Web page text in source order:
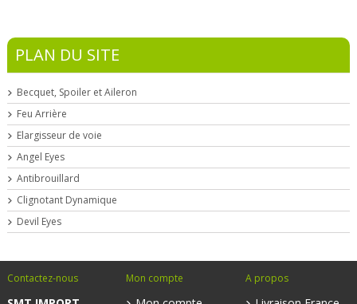
PLAN DU SITE
Becquet, Spoiler et Aileron
Feu Arrière
Elargisseur de voie
Angel Eyes
Antibrouillard
Clignotant Dynamique
Devil Eyes
Contactez-nous Mon compte A propos